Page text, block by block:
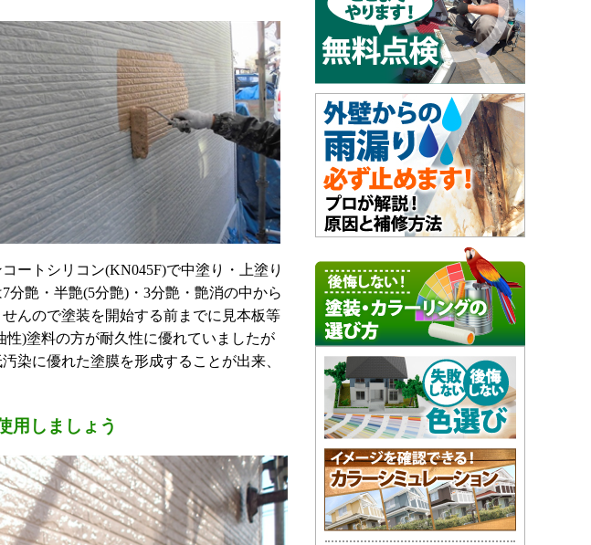
ートシリコン(KN045F)で中塗り・上塗り
艶・半艶(5分艶)・3分艶・艶消の中から
んので塗装を開始する前までに見本板等
)塗料の方が耐久性に優れていましたが
染に優れた塗膜を形成することが出来、
用しましょう